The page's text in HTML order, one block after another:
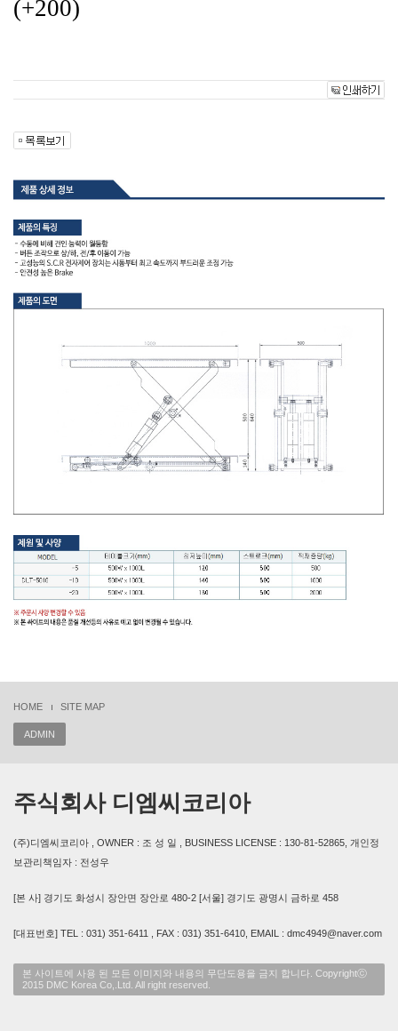
HOME SITE MAP
ADMIN
주식회사 디엠씨코리아
(주)디엠씨코리아 , OWNER : 조 성 일 , BUSINESS LICENSE : 130-81-52865, 개인정
보관리책임자 : 전성우
[본 사] 경기도 화성시 장안면 장안로 480-2 [서울] 경기도 광명시 금하로 458
[대표번호] TEL : 031) 351-6411 , FAX : 031) 351-6410, EMAIL : dmc4949@naver.com
본 사이트에 사용 된 모든 이미지와 내용의 무단도용을 금지 합니다. Copyrightⓒ
2015 DMC Korea Co,.Ltd. All right reserved.